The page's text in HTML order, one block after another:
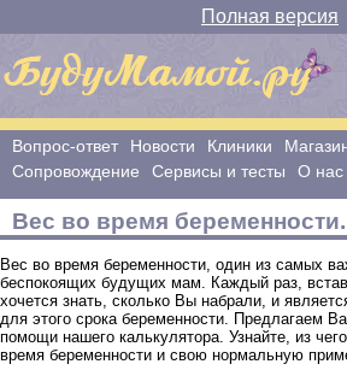
Полная версия
Вопрос-ответ Новости Клиники
Сопровождение
Сервисы и тесты О нас
Вес во время беременности.
Вес во время беременности, один из самых
беспокоящих будущих мам. Каждый раз,
хочется знать, сколько Вы набрали, и
для этого срока беременности. Предлагаем
помощи нашего калькулятора. Узнайте, из
время беременности и свою нормальную